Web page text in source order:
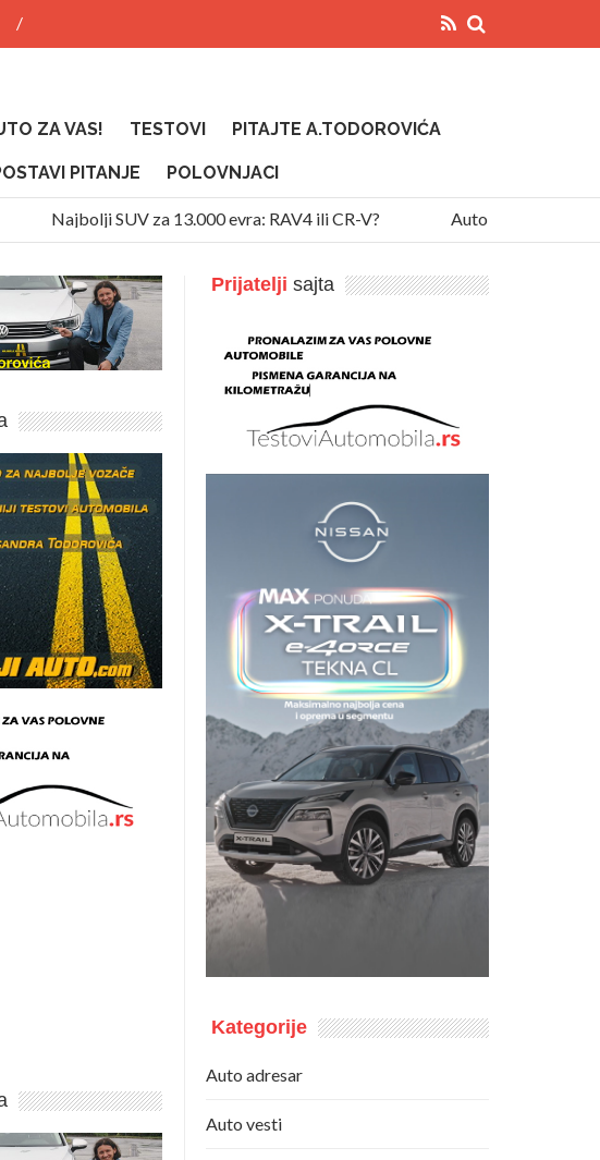
ZA VAS! TESTOVI PITAJTE A.TODOROVIĆA
PITANJE POLOVNJACI
Najbolji SUV za 13.000 evra: RAV4 ili CR-V? Auto diže
Prijatelji sajta
Kategorije
Auto adresar
Auto vesti